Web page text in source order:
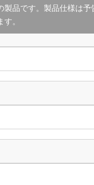
製品です。製品仕様は予
。